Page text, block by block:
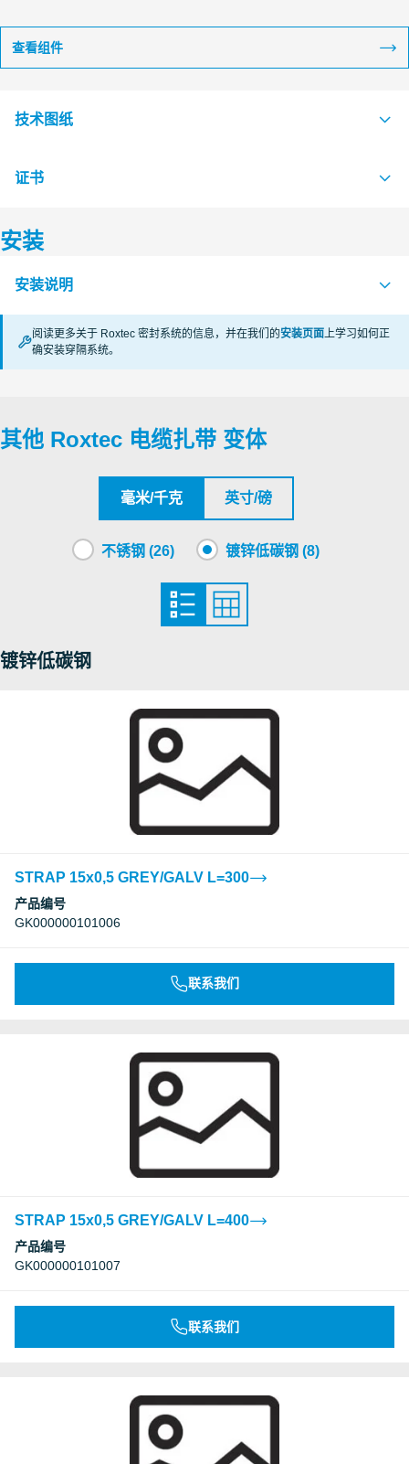
查看组件
技术图纸
S1526141 CABLE STRAP ROLL STRAP AND CLIP
证书
认证机构
LR 证书续期中
DNV 证书续期中
安装
安装说明
CABLE STRAPS (en)
阅读更多关于 Roxtec 密封系统的信息，并在我们的安装页面上学习如何正
确安装穿隔系统。
其他 Roxtec 电缆扎带 变体
毫米/千克 英寸/磅
不锈钢 (26) 镀锌低碳钢 (8)
镀锌低碳钢
STRAP 15x0,5 GREY/GALV L=300
产品编号
GK000000101006
联系我们
STRAP 15x0,5 GREY/GALV L=400
产品编号
GK000000101007
联系我们